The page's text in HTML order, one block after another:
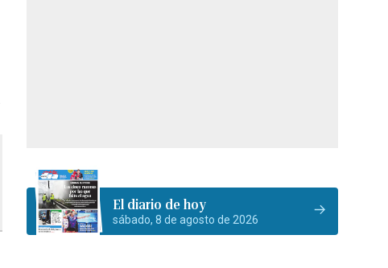
El diario de hoy
sábado, 8 de agosto de 2026